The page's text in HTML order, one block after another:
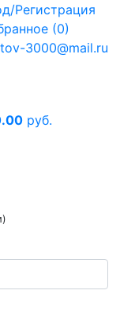
Регистрация
(0)
3000@mail.ru
руб.